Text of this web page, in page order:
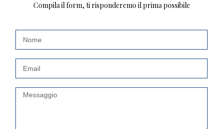
Compila il form, ti risponderemo il prima possibile